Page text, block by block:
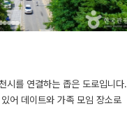
시를 연결하는 좁은 도로입니다.
어 데이트와 가족 모임 장소로